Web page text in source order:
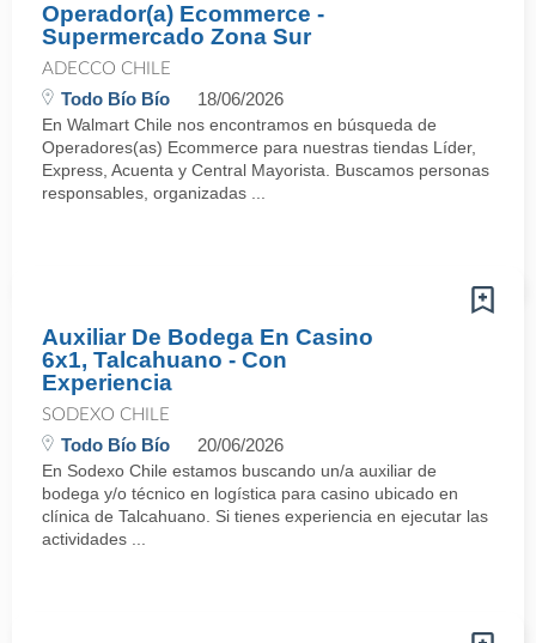
Operador(a) Ecommerce -
Supermercado Zona Sur
ADECCO CHILE
Todo Bío Bío 18/06/2026
En Walmart Chile nos encontramos en búsqueda de
Operadores(as) Ecommerce para nuestras tiendas Líder,
Express, Acuenta y Central Mayorista. Buscamos personas
responsables, organizadas ...
Auxiliar De Bodega En Casino
6x1, Talcahuano - Con
Experiencia
SODEXO CHILE
Todo Bío Bío 20/06/2026
En Sodexo Chile estamos buscando un/a auxiliar de
bodega y/o técnico en logística para casino ubicado en
clínica de Talcahuano. Si tienes experiencia en ejecutar las
actividades ...